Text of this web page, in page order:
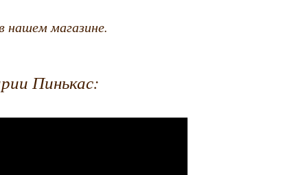
нашем магазине.
Пинькас: